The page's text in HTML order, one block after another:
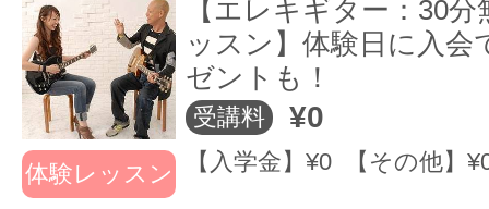
EYS音楽教室からのお客様との3つのお約
「教えてあげている」という上か
ら目線になりがちな「先生」と
「生徒」という関係はありませ
体験レッスン
【エレキギター：30
ッスン】体験日に入会
ゼントも！
受講料 ¥0
【入学金】¥0 【その他】